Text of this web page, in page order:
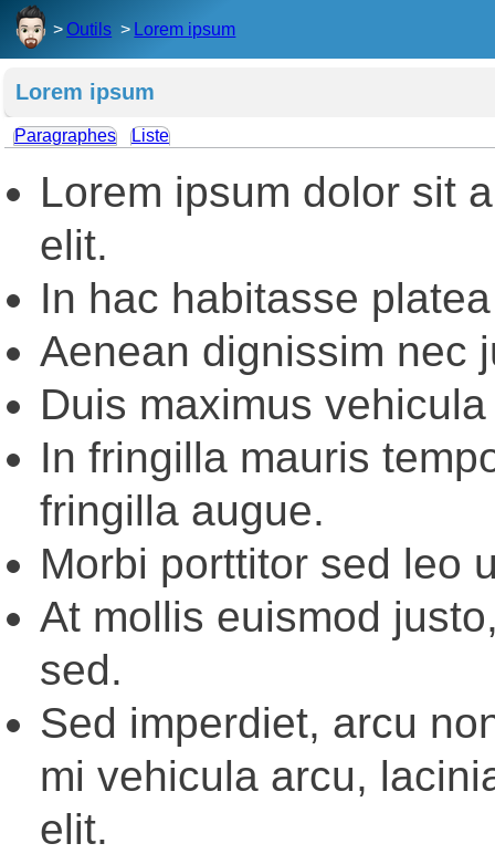
Outils Lorem ipsum
Lorem ipsum
Paragraphes Liste
Lorem ipsum dolor sit
elit.
In hac habitasse
Aenean dignissim nec
Duis maximus
In fringilla mauris
fringilla augue.
Morbi porttitor sed leo
At mollis euismod
sed.
Sed imperdiet, arcu
mi vehicula arcu,
elit.